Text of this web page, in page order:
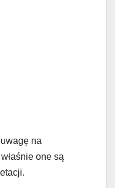
na
one są